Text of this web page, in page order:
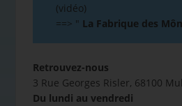
(vidéo)
==> " La Fabrique des
Retrouvez-nous
3 Rue Georges Risler, 68100
Du lundi au vendredi